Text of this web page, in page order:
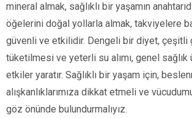
mineral almak, sağlıklı bir yaşamın
öğelerini doğal yollarla almak, takviyelere
güvenli ve etkilidir. Dengeli bir diyet, çeşitli
tüketilmesi ve yeterli su alımı, genel
etkiler yaratır. Sağlıklı bir yaşam için,
alışkanlıklarımıza dikkat etmeli ve
göz önünde bulundurmalıyız.